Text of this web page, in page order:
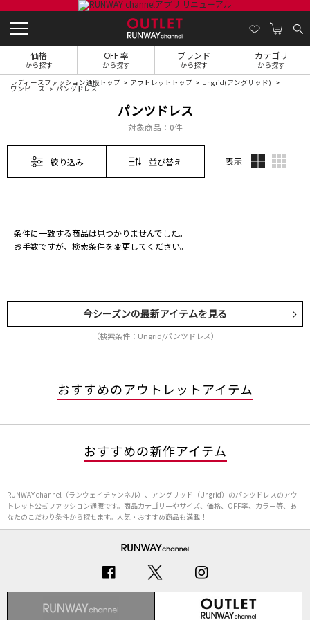
価格
から探す
OFF 率
から探す
ブランド
から探す
カテゴリ
から探す
レディースファッション通販トップ アウトレットトップ Ungrid(アングリッド)
ワンピース パンツドレス
パンツドレス
対象商品： 0件
絞り込み 並び替え 表示
条件に一致する商品は見つかりませんでした。
お手数ですが、検索条件を変更してください。
今シーズンの最新アイテムを見る
（検索条件：Ungrid/パンツドレス）
おすすめのアウトレットアイテム
おすすめの新作アイテム
RUNWAY channel（ランウェイチャンネル）、アングリッド（Ungrid）のパンツドレスのアウ
トレット公式ファッション通販です。商品カテゴリーやサイズ、価格、OFF率、カラー等、あ
なたのこだわり条件から探せます。人気・おすすめ商品も満載！